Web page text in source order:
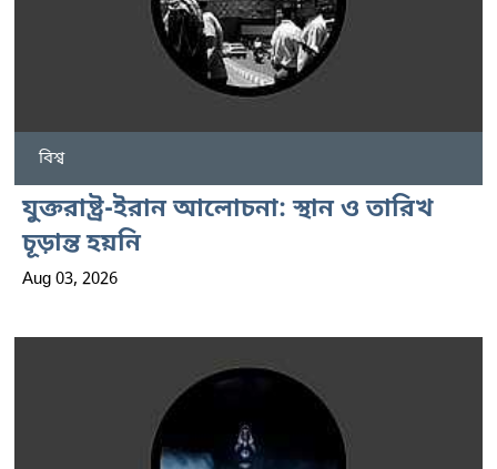
বিশ্ব
যুক্তরাষ্ট্র-ইরান আলোচনা: স্থান ও তারিখ
চূড়ান্ত হয়নি
Aug 03, 2026